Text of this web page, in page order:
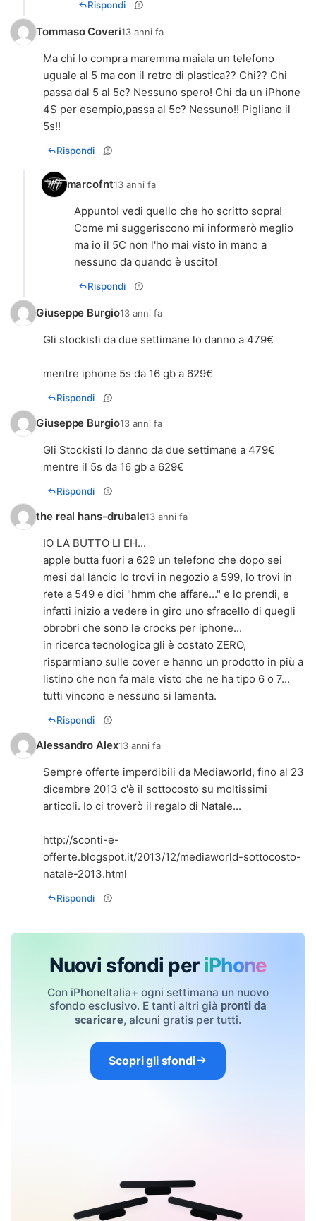
Rispondi
Tommaso Coveri13 anni fa
Ma chi lo compra maremma maiala un telefono
uguale al 5 ma con il retro di plastica?? Chi?? Chi
passa dal 5 al 5c? Nessuno spero! Chi da un iPhone
4S per esempio,passa al 5c? Nessuno!! Pigliano il
Rispondi
marcofnt13 anni fa
Appunto! vedi quello che ho scritto sopra!
Come mi suggeriscono mi informerò meglio
ma io il 5C non l'ho mai visto in mano a
nessuno da quando è uscito!
Rispondi
Giuseppe Burgio13 anni fa
Gli stockisti da due settimane lo danno a 479€
mentre iphone 5s da 16 gb a 629€
Rispondi
Giuseppe Burgio13 anni fa
Gli Stockisti lo danno da due settimane a 479€
mentre il 5s da 16 gb a 629€
Rispondi
the real hans-drubale13 anni fa
IO LA BUTTO LI EH...
apple butta fuori a 629 un telefono che dopo sei
mesi dal lancio lo trovi in negozio a 599, lo trovi in
rete a 549 e dici "hmm che affare..." e lo prendi, e
infatti inizio a vedere in giro uno sfracello di quegli
obrobri che sono le crocks per iphone...
in ricerca tecnologica gli è costato ZERO,
risparmiano sulle cover e hanno un prodotto in più a
listino che non fa male visto che ne ha tipo 6 o 7...
tutti vincono e nessuno si lamenta.
Rispondi
Alessandro Alex13 anni fa
Sempre offerte imperdibili da Mediaworld, fino al 23
dicembre 2013 c'è il sottocosto su moltissimi
articoli. Io ci troverò il regalo di Natale...
http://sconti-e-
offerte.blogspot.it/2013/12/mediaworld-sottocosto-
natale-2013.html
Rispondi
Nuovi sfondi per iPhone
Con iPhoneItalia+ ogni settimana un nuovo
sfondo esclusivo. E tanti altri già pronti da
scaricare, alcuni gratis per tutti.
Scopri gli sfondi